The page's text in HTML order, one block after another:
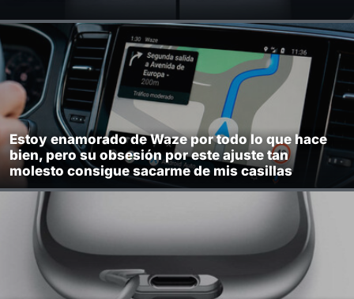
Estoy enamorado de Waze por todo lo que hace
bien, pero su obsesión por este ajuste tan
molesto consigue sacarme de mis casillas